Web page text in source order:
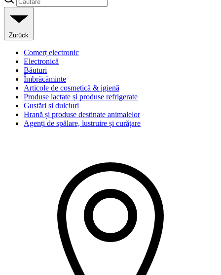
Zurück
Comerț electronic
Electronică
Băuturi
Îmbrăcăminte
Articole de cosmetică & igienă
Produse lactate și produse refrigerate
Gustări și dulciuri
Hrană și produse destinate animalelor
Agenți de spălare, lustruire și curățare